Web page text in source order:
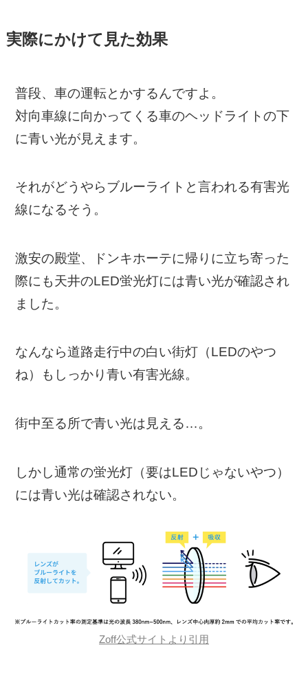
実際にかけて見た効果
普段、車の運転とかするんですよ。
対向車線に向かってくる車のヘッドライトの下
に青い光が見えます。
それがどうやらブルーライトと言われる有害光
線になるそう。
激安の殿堂、ドンキホーテに帰りに立ち寄った
際にも天井のLED蛍光灯には青い光が確認され
ました。
なんなら道路走行中の白い街灯（LEDのやつ
ね）もしっかり青い有害光線。
街中至る所で青い光は見える…。
しかし通常の蛍光灯（要はLEDじゃないやつ）
には青い光は確認されない。
Zoff公式サイトより引用